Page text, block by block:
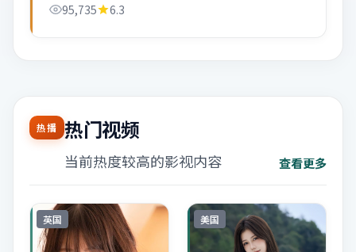
95,735 6.3
热播 热门视频
当前热度较高的影视内容 查看更多
英国 美国